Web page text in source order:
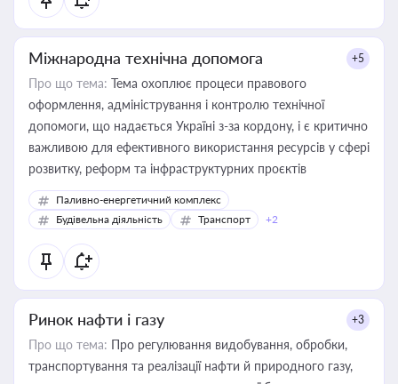
Міжнародна технічна допомога +5
Про що тема: Тема охоплює процеси правового
оформлення, адміністрування і контролю технічної
допомоги, що надається Україні з-за кордону, і є критично
важливою для ефективного використання ресурсів у сфері
розвитку, реформ та інфраструктурних проєктів
Паливно-енергетичний комплекс
Будівельна діяльність
Транспорт +2
Ринок нафти і газу +3
Про що тема: Про регулювання видобування, обробки,
транспортування та реалізації нафти й природного газу,